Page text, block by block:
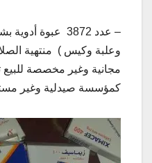
– عدد 3872 عبوة
وعلبة وكيس ) منتهية
مجانية وغير مخصصة
كمؤسسة صيدلية وغير